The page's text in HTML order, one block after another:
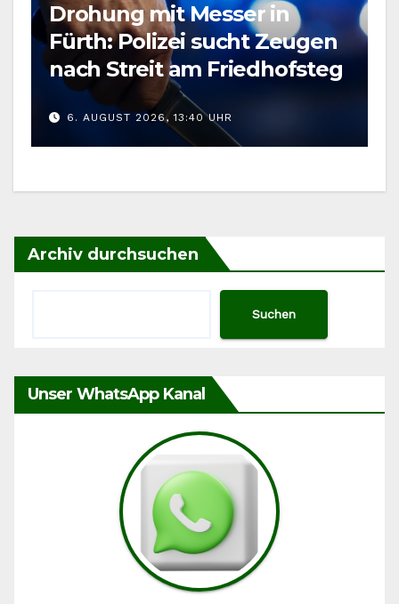
Drohung mit Messer in
Fürth: Polizei sucht Zeugen
nach Streit am Friedhofsteg
6. AUGUST 2026, 13:40 UHR
Archiv durchsuchen
Suchen
Unser WhatsApp Kanal